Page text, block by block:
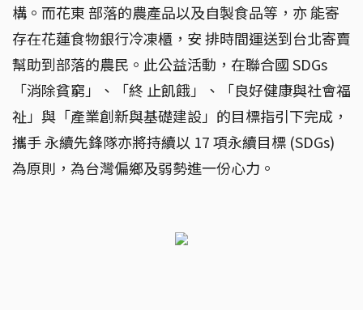
構。而花東 部落的農產品以及自製食品等，亦 能寄
存在花蓮食物銀行冷凍櫃，安 排時間運送到台北寄賣
幫助到部落的農民。此公益活動，在聯合國 SDGs
「消除貧窮」、「終 止飢餓」、「良好健康與社會福
祉」與「產業創新與基礎建設」的目標指引下完成，
攜手 永續先鋒隊亦將持續以 17 項永續目標 (SDGs)
為原則，為台灣偏鄉及弱勢進一份心力。